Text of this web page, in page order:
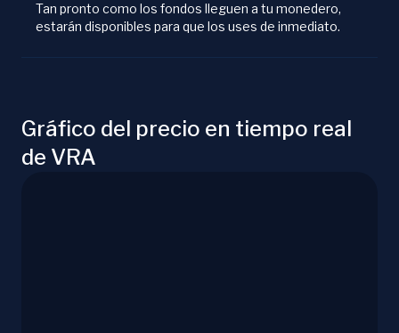
Tan pronto como los fondos lleguen a tu monedero,
estarán disponibles para que los uses de inmediato.
Gráfico del precio en tiempo real
de VRA